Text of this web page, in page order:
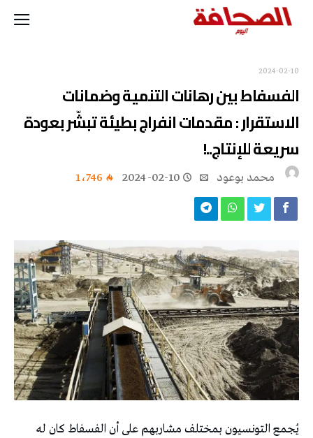
2024-02-10
الفسفاط بين رهانات التنمية وضمانات
الاستقرار : مقدمات انفراج بطيئة تبشّر بعودة
سريعة للإنتاج..!
محمد بوعود 2024-02-10 1٬746
يُجمع التونسيون بمختلف مشاربهم على أن الفسفاط كان له